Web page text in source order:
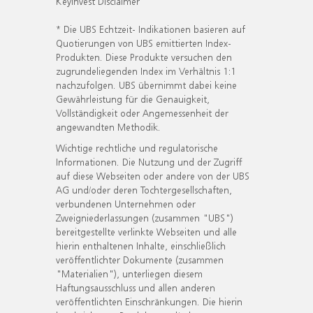
* Die UBS Echtzeit- Indikationen basieren auf
Quotierungen von UBS emittierten Index-
Produkten. Diese Produkte versuchen den
zugrundeliegenden Index im Verhältnis 1:1
nachzufolgen. UBS übernimmt dabei keine
Gewährleistung für die Genauigkeit,
Vollständigkeit oder Angemessenheit der
angewandten Methodik.
Wichtige rechtliche und regulatorische
Informationen. Die Nutzung und der Zugriff
auf diese Webseiten oder andere von der UBS
AG und/oder deren Tochtergesellschaften,
verbundenen Unternehmen oder
Zweigniederlassungen (zusammen "UBS")
bereitgestellte verlinkte Webseiten und alle
hierin enthaltenen Inhalte, einschließlich
veröffentlichter Dokumente (zusammen
"Materialien"), unterliegen diesem
Haftungsausschluss und allen anderen
veröffentlichten Einschränkungen. Die hierin